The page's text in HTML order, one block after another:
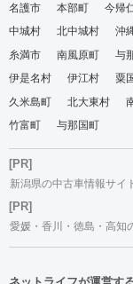
名護市
本部町 今帰
中城村
北中城村 沖
糸満市
南風原町 与
伊是名村
伊江村 粟
久米島町
北大東村
竹富町
与那国町
[PR]
新潟県の中古車情報サイ
[PR]
愛媛・香川・徳島・高知